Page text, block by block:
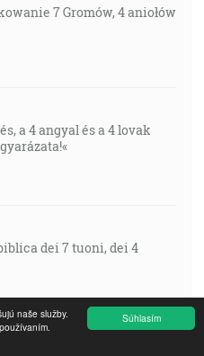
Súhlasím
naše služby.
7 Gromów, 4 aniołów
a 4 angyal és a 4 lovak
dei 7 tuoni, dei 4